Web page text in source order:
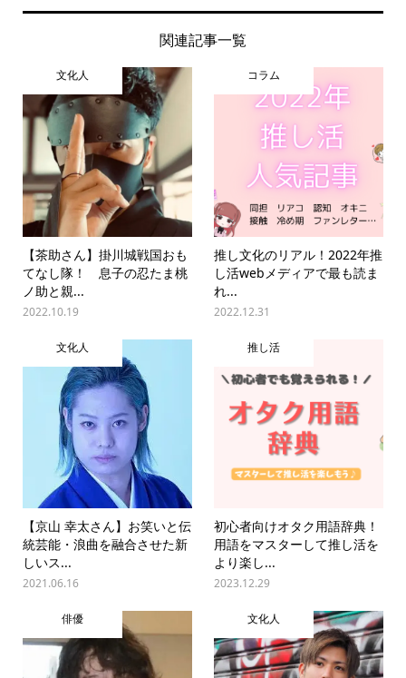
関連記事一覧
文化人
【茶助さん】掛川城戦国おも
てなし隊！ 息子の忍たま桃
ノ助と親...
2022.10.19
コラム
推し文化のリアル！2022年推
し活webメディアで最も読ま
れ...
2022.12.31
文化人
【京山 幸太さん】お笑いと伝
統芸能・浪曲を融合させた新
しいス...
2021.06.16
推し活
初心者向けオタク用語辞典！
用語をマスターして推し活を
より楽し...
2023.12.29
俳優 文化人